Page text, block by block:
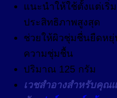
แนะนำให้ใช้ตั้งแต่เริ่
ประสิทธิภาพสูงสุด
ช่วยให้ผิวชุ่มชื่นยืดห
ความชุ่มชื้น
ปริมาณ 125 กรัม
เวชสำอางสำหรับคุ